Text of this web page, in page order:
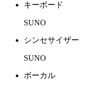
キーボード
SUNO
シンセサイザー
SUNO
ボーカル